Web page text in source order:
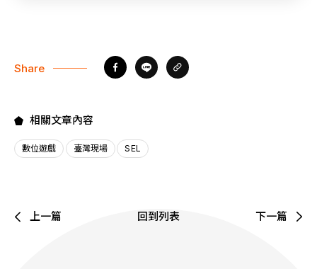
Share
相關文章內容
數位遊戲 臺灣現場 SEL
上一篇 回到列表 下一篇